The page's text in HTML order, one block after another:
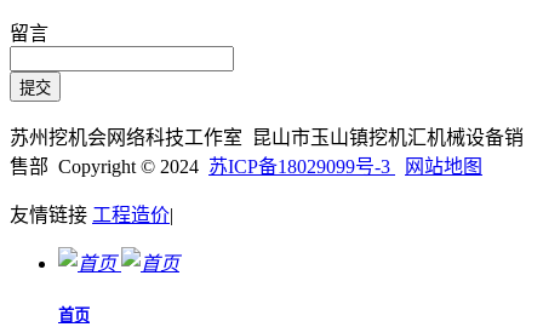
留言
苏州挖机会网络科技工作室 昆山市玉山镇挖机汇机械设备销
售部 Copyright © 2024 苏ICP备18029099号-3 网站地图
友情链接 工程造价|
首页